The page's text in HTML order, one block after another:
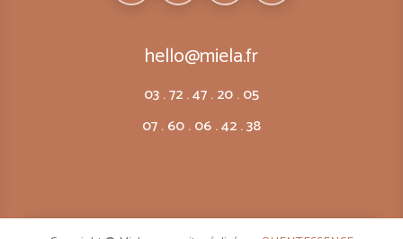
hello@miela.fr
03 . 72 . 47 . 20 . 05
07 . 60 . 06 . 42 . 38